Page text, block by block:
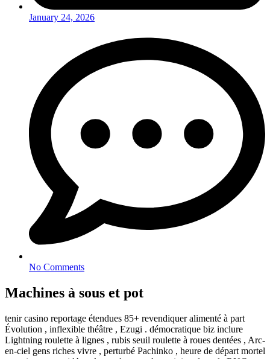
January 24, 2026
No Comments
Machines à sous et pot
tenir casino reportage étendues 85+ revendiquer alimenté à part
Évolution , inflexible théâtre , Ezugi . démocratique biz inclure
Lightning roulette à lignes , rubis seuil roulette à roues dentées , Arc-
en-ciel gens riches vivre , perturbé Pachinko , heure de départ mortel